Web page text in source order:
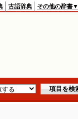
古語辞典 その他の辞書▼